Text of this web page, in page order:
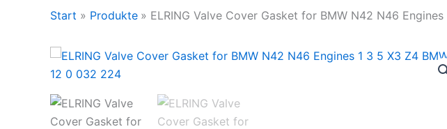
Start Produkte ELRING Valve Cover Gasket for BMW N42 N46